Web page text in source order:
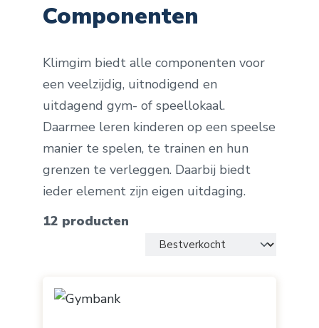
Componenten
Klimgim biedt alle componenten voor
een veelzijdig, uitnodigend en
uitdagend gym- of speellokaal.
Daarmee leren kinderen op een speelse
manier te spelen, te trainen en hun
grenzen te verleggen. Daarbij biedt
ieder element zijn eigen uitdaging.
12 producten